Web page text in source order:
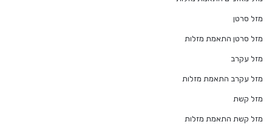
מזל סרטן
מזל סרטן התאמת מזלות
מזל עקרב
מזל עקרב התאמת מזלות
מזל קשת
מזל קשת התאמת מזלות